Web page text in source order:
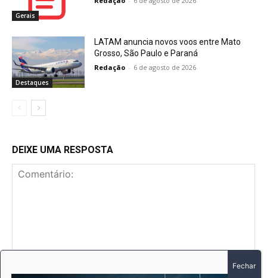
Gerais
Destaques
LATAM anuncia novos voos entre Mato
Grosso, São Paulo e Paraná
Redação - 6 de agosto de 2026
DEIXE UMA RESPOSTA